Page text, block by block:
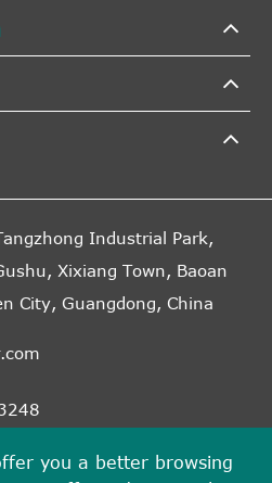
Industrial Park,
Xixiang Town, Baoan
City, Guangdong, China
you a better browsing